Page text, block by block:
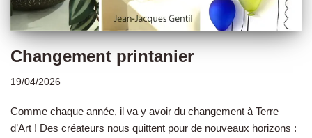
Changement printanier
19/04/2026
Comme chaque année, il va y avoir du changement à Terre
d’Art ! Des créateurs nous quittent pour de nouveaux horizons :